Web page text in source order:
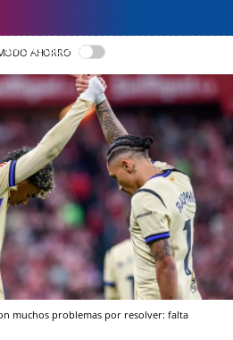
EN CASTELLANO
AHORRO
muchos problemas por resolver: falta